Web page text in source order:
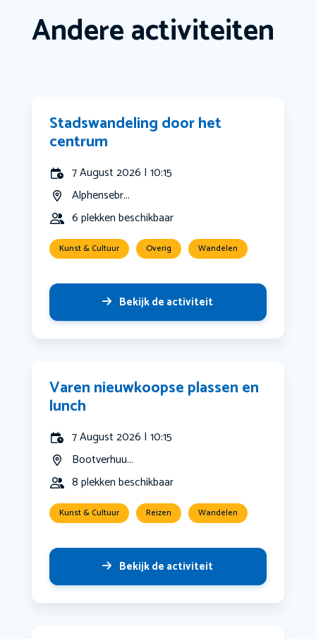
Andere activiteiten
Stadswandeling door het
centrum
7 August 2026 | 10:15
Alphensebr...
6 plekken beschikbaar
Kunst & Cultuur Overig Wandelen
Bekijk de activiteit
Varen nieuwkoopse plassen en
lunch
7 August 2026 | 10:15
Bootverhuu...
8 plekken beschikbaar
Kunst & Cultuur Reizen Wandelen
Bekijk de activiteit